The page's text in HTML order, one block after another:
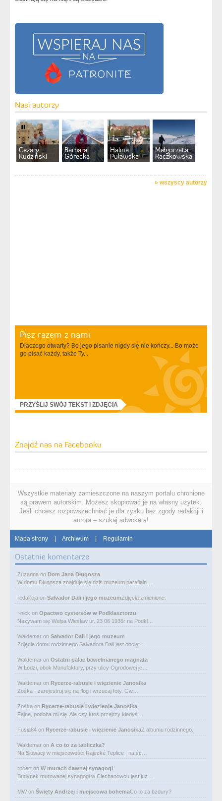
Nasi autorzy
Cezary
Rudziński
Barbara
Górecka
Halina
Puławska
Małgorzata
Raczkowska
» wszyscy autorzy
Pisz razem z nami
Dlaczego otwarty? Bo jego pisanie nigdy się nie kończy... Bo może
go pisać każdy, także Ty...
PRZYŚLIJ SWÓJ TEKST I ZDJĘCIA
Znajdź nas na Facebooku
Wszystkie materiały zamieszczone na naszym portalu chronione
są prawem autorskim. Możesz skopiować je na własny użytek.
Jeśli chcesz rozpowszechniać je dla zysku bez zgody redakcji i
autora – szukaj adwokata!
Mapa strony | Archiwum | Regulamin
Ostatnie komentarze
Zuzanna on Dom Jana Długosza
W domu Długosza znajduje się dziś muzeum parafialn…
redakcja on Salvador Dali i jego muzeumZdjęcia zmienione.
~nick on Opactwo cystersów w Podklasztorzu
Nazywam się Wełpa Wiesław ur. 23 06 1936r na Podkl…
Waldemar on Salvador Dali i jego muzeum
Zdjęcie domu rodzinnego Salvadora Dali jest obcięt…
Waldemar on Ostatni pałac bawełnianego magnata
W Łodzi, obok Manufaktury, przy ulicy Ogrodowej je…
Waldemar on Rycerze-rabusie i więzienie Janosika
Zośka - zarejestruj się na flog i wrzucaj foty. Gw…
Zośka on Rycerze-rabusie i więzienie Janosika
Fajne, podoba mi się. Ale czy ktoś przejrzy kiedyś…
Fusia84 on Rycerze-rabusie i więzienie JanosikaZ albumu rodzinnego.
Waldemar on A co to za tabliczka?
Na Słowacji w miejscowości Rajecké Teplice , na śc…
robert on W murach dawnej synagogi
Budynek murowanej synagogi w Ciechanowcu jest już…
MW on Święty Andrzej i miejscowa bohemaCo to za bzdury?